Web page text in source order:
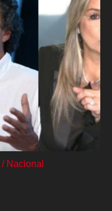
/ Nacional